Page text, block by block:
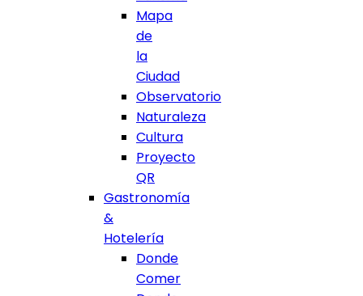
Mapa
de
la
Ciudad
Observatorio
Naturaleza
Cultura
Proyecto
QR
Gastronomía
&
Hotelería
Donde
Comer